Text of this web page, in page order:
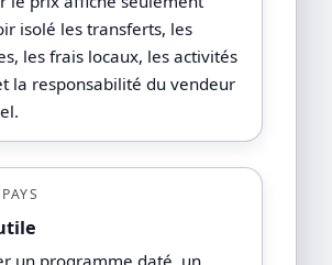
isolé les transferts, les
les frais locaux, les activités
la responsabilité du vendeur